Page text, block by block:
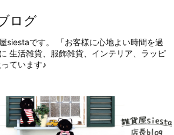
ログ
siestaです。 「お客様に心地よい時間を過
生活雑貨、服飾雑貨、インテリア、ラッピ
ています♪